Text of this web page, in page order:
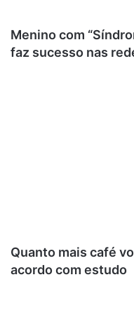
Menino com
faz sucesso nas
Quanto mais café
acordo com estudo